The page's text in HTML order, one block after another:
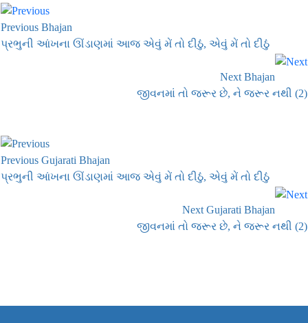
Previous Bhajan
પ્રભુની આંખના ઊંડાણમાં આજ એવું મેં તો દીઠું, એવું મેં તો દીઠું
Next Bhajan
જીવનમાં તો જરૂર છે, ને જરૂર નથી (2)
Previous Gujarati Bhajan
પ્રભુની આંખના ઊંડાણમાં આજ એવું મેં તો દીઠું, એવું મેં તો દીઠું
Next Gujarati Bhajan
જીવનમાં તો જરૂર છે, ને જરૂર નથી (2)